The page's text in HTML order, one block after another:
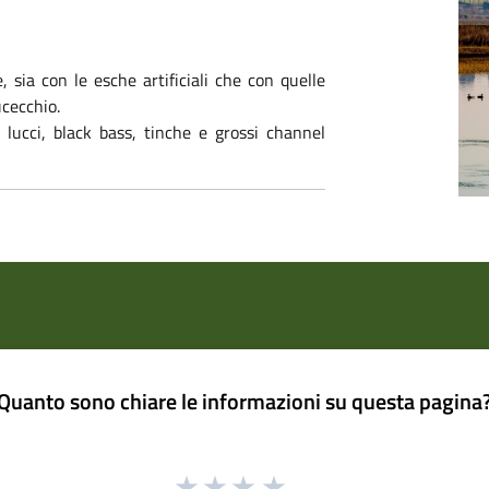
sia con le esche artificiali che con quelle
black bass, tinche e grossi channel
sono chiare le informazioni su questa